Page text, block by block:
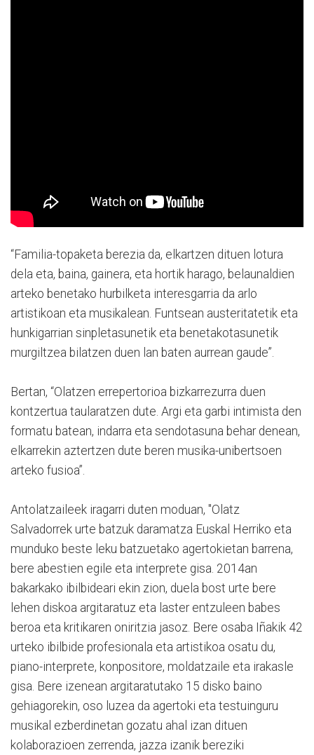
“Familia-topaketa berezia da, elkartzen dituen lotura
dela eta, baina, gainera, eta hortik harago, belaunaldien
arteko benetako hurbilketa interesgarria da arlo
artistikoan eta musikalean. Funtsean austeritatetik eta
hunkigarrian sinpletasunetik eta benetakotasunetik
murgiltzea bilatzen duen lan baten aurrean gaude”.
Bertan, “Olatzen errepertorioa bizkarrezurra duen
kontzertua taularatzen dute. Argi eta garbi intimista den
formatu batean, indarra eta sendotasuna behar denean,
elkarrekin aztertzen dute beren musika-unibertsoen
arteko fusioa”.
Antolatzaileek iragarri duten moduan, "Olatz
Salvadorrek urte batzuk daramatza Euskal Herriko eta
munduko beste leku batzuetako agertokietan barrena,
bere abestien egile eta interprete gisa. 2014an
bakarkako ibilbideari ekin zion, duela bost urte bere
lehen diskoa argitaratuz eta laster entzuleen babes
beroa eta kritikaren oniritzia jasoz. Bere osaba Iñakik 42
urteko ibilbide profesionala eta artistikoa osatu du,
piano-interprete, konpositore, moldatzaile eta irakasle
gisa. Bere izenean argitaratutako 15 disko baino
gehiagorekin, oso luzea da agertoki eta testuinguru
musikal ezberdinetan gozatu ahal izan dituen
kolaborazioen zerrenda, jazza izanik bereziki